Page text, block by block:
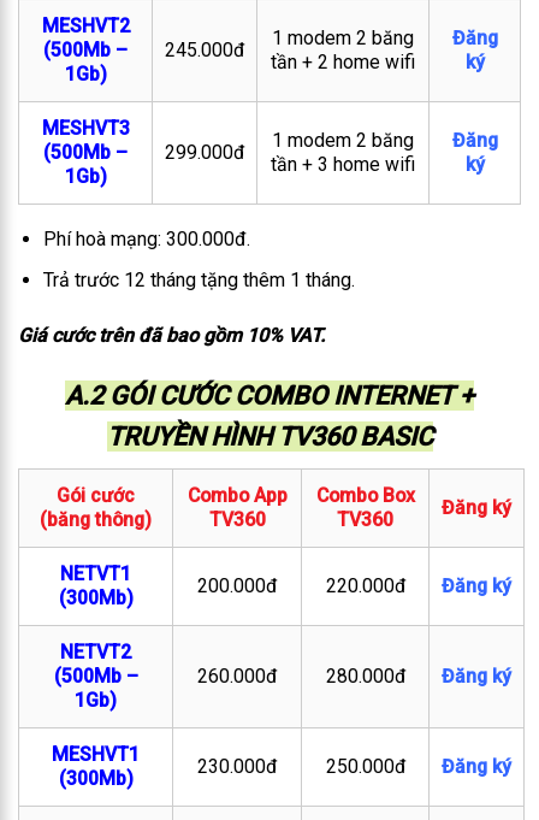
MESHVT2
(500Mb –
1Gb)
245.000đ
1 modem 2 băng
tần + 2 home wifi
Đăng
ký
MESHVT3
(500Mb –
1Gb)
299.000đ
1 modem 2 băng
tần + 3 home wifi
Đăng
ký
Phí hoà mạng: 300.000đ.
Trả trước 12 tháng tặng thêm 1 tháng.
Giá cước trên đã bao gồm 10% VAT.
A.2 GÓI CƯỚC COMBO INTERNET +
TRUYỀN HÌNH TV360 BASIC
Gói cước
(băng thông)
Combo App
TV360
Combo Box
TV360
Đăng ký
NETVT1
(300Mb)
200.000đ 220.000đ Đăng ký
NETVT2
(500Mb –
1Gb)
260.000đ 280.000đ Đăng ký
MESHVT1
(300Mb)
230.000đ 250.000đ Đăng ký